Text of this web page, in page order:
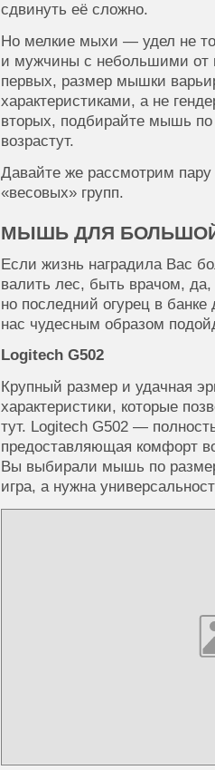
сдвинуть её сложно.
Но мелкие мыхи — удел не
и мужчины с небольшими от
первых, размер мышки
характеристиками, а не
вторых, подбирайте мышь
возрастут.
Давайте же рассмотрим
«весовых» групп.
МЫШЬ ДЛЯ
Если жизнь наградила Вас
валить лес, быть врачом, да,
но последний огурец в
нас чудесным образом
Logitech G502
Крупный размер и удачная
характеристики, которые
тут. Logitech G502 —
предоставляющая комфорт
Вы выбирали мышь по
игра, а нужна